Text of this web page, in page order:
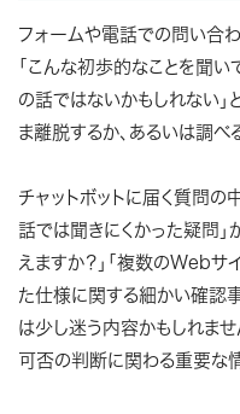
フォームや電話での問い合わ
「こんな初歩的なことを聞い
の話ではないかもしれない」
ま離脱するか、あるいは調べ
チャットボットに届く質問の
話では聞きにくかった疑問
えますか？」「複数のWebサ
た仕様に関する細かい確認
は少し迷う内容かもしれませ
可否の判断に関わる重要な